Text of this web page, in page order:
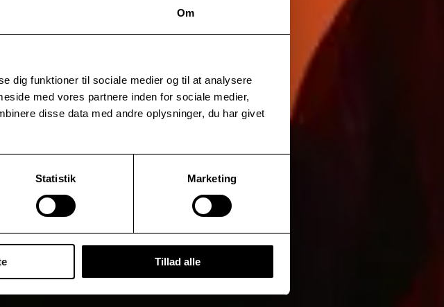
Om
dig funktioner til sociale medier og til at analysere
med vores partnere inden for sociale medier,
disse data med andre oplysninger, du har givet
Statistik Marketing
Tillad alle